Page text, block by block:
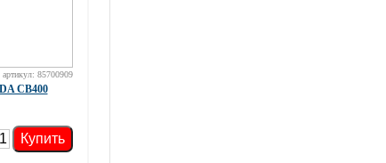
артикул: 85700909
CB400
Купить